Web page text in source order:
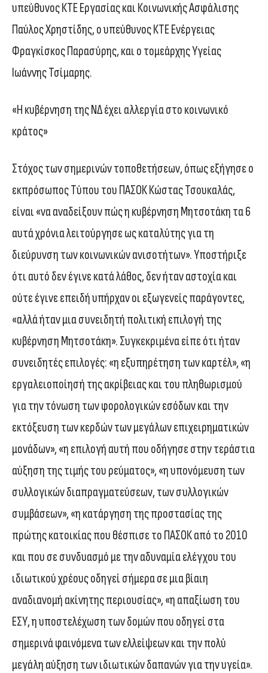
υπεύθυνος ΚΤΕ Εργασίας και Κοινωνικής Ασφάλισης
Παύλος Χρηστίδης, ο υπεύθυνος ΚΤΕ Ενέργειας
Φραγκίσκος Παρασύρης, και ο τομεάρχης Υγείας
Ιωάννης Τσίμαρης.
«Η κυβέρνηση της ΝΔ έχει αλλεργία στο κοινωνικό
κράτος»
Στόχος των σημερινών τοποθετήσεων, όπως εξήγησε ο
εκπρόσωπος Τύπου του ΠΑΣΟΚ Κώστας Τσουκαλάς,
είναι «να αναδείξουν πώς η κυβέρνηση Μητσοτάκη τα 6
αυτά χρόνια λειτούργησε ως καταλύτης για τη
διεύρυνση των κοινωνικών ανισοτήτων». Υποστήριξε
ότι αυτό δεν έγινε κατά λάθος, δεν ήταν αστοχία και
ούτε έγινε επειδή υπήρχαν οι εξωγενείς παράγοντες,
«αλλά ήταν μια συνειδητή πολιτική επιλογή της
κυβέρνηση Μητσοτάκη». Συγκεκριμένα είπε ότι ήταν
συνειδητές επιλογές: «η εξυπηρέτηση των καρτέλ», «η
εργαλειοποίησή της ακρίβειας και του πληθωρισμού
για την τόνωση των φορολογικών εσόδων και την
εκτόξευση των κερδών των μεγάλων επιχειρηματικών
μονάδων», «η επιλογή αυτή που οδήγησε στην τεράστια
αύξηση της τιμής του ρεύματος», «η υπονόμευση των
συλλογικών διαπραγματεύσεων, των συλλογικών
συμβάσεων», «η κατάργηση της προστασίας της
πρώτης κατοικίας που θέσπισε το ΠΑΣΟΚ από το 2010
και που σε συνδυασμό με την αδυναμία ελέγχου του
ιδιωτικού χρέους οδηγεί σήμερα σε μια βίαιη
αναδιανομή ακίνητης περιουσίας», «η απαξίωση του
ΕΣΥ, η υποστελέχωση των δομών που οδηγεί στα
σημερινά φαινόμενα των ελλείψεων και την πολύ
μεγάλη αύξηση των ιδιωτικών δαπανών για την υγεία».